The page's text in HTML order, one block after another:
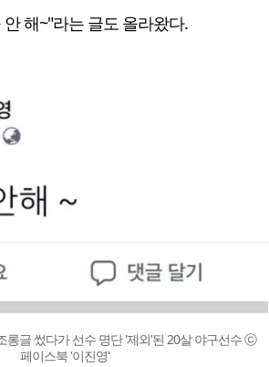
해~"라는 글도 올라왔다.
롱글 썼다가 선수 명단 '제외'된 20살 야구선수 ⓒ
페이스북 '이진영'